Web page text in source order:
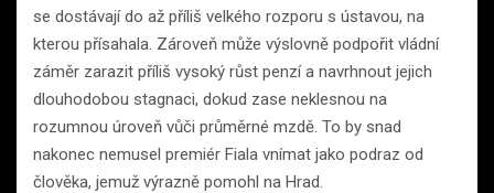
se dostávají do až příliš velkého rozporu s ústavou, na
kterou přísahala. Zároveň může výslovně podpořit vládní
záměr zarazit příliš vysoký růst penzí a navrhnout jejich
dlouhodobou stagnaci, dokud zase neklesnou na
rozumnou úroveň vůči průměrné mzdě. To by snad
nakonec nemusel premiér Fiala vnímat jako podraz od
člověka, jemuž výrazně pomohl na Hrad.